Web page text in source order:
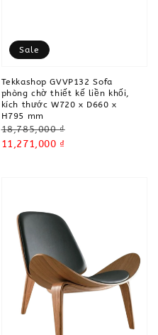
Sale
Tekkashop GVVP132 Sofa
phòng chờ thiết kế liền khối,
kích thước W720 x D660 x
H795 mm
Regular
price
18,785,000 ₫
Sale
11,271,000 ₫